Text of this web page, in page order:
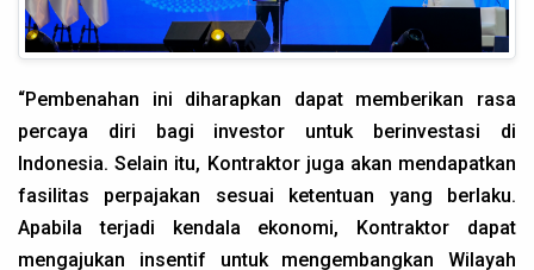
“Pembenahan ini diharapkan dapat memberikan rasa
percaya diri bagi investor untuk berinvestasi di
Indonesia. Selain itu, Kontraktor juga akan mendapatkan
fasilitas perpajakan sesuai ketentuan yang berlaku.
Apabila terjadi kendala ekonomi, Kontraktor dapat
mengajukan insentif untuk mengembangkan Wilayah